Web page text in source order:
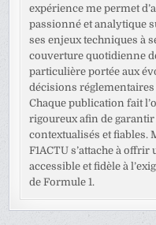
expérience me permet
passionné et analytique
ses enjeux techniques à
couverture quotidienne
particulière portée aux
décisions
Chaque publication fait
rigoureux afin de
contextualisés et fiables.
F1ACTU s’attache à
accessible et fidèle à
de Formule 1.